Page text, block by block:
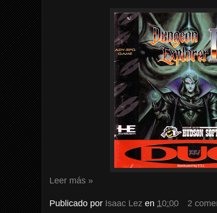
Leer más »
Publicado por Isaac Lez en 10:00
2